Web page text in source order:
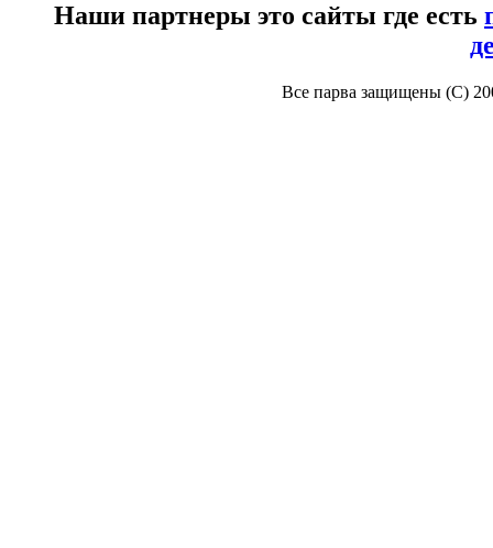
Наши партнеры это сайты где есть
Все парва защищены (С)